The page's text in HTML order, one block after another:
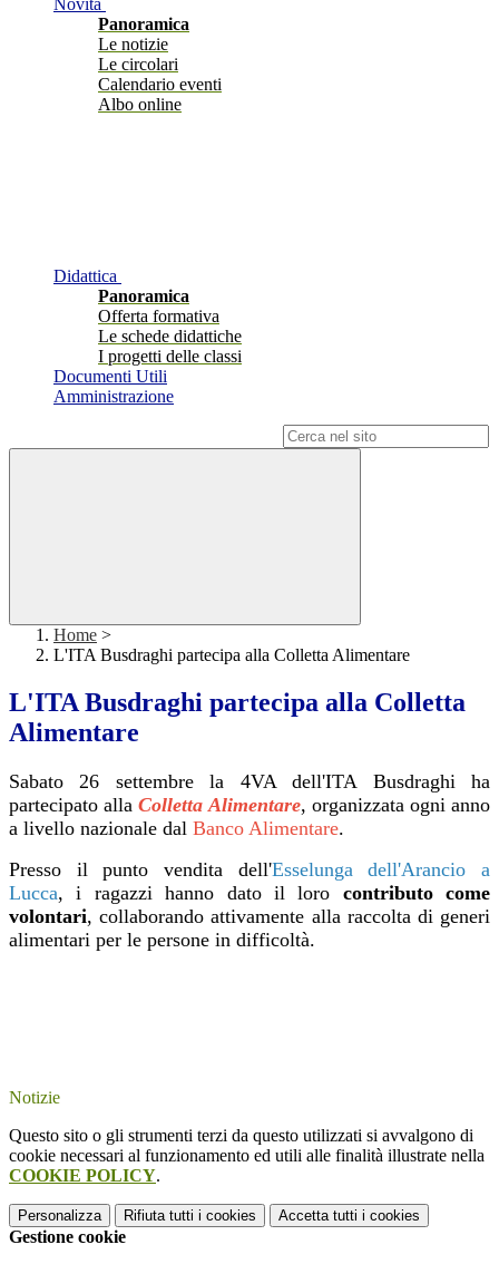
Novità
Panoramica
Le notizie
Le circolari
Calendario eventi
Albo online
Didattica
Panoramica
Offerta formativa
Le schede didattiche
I progetti delle classi
Documenti Utili
Amministrazione
Home >
L'ITA Busdraghi partecipa alla Colletta Alimentare
L'ITA Busdraghi partecipa alla Colletta
Alimentare
Sabato 26 settembre la 4VA dell'ITA Busdraghi ha
partecipato allaColletta Alimentare, organizzata ogni anno
a livello nazionale dal Banco Alimentare.
Presso il punto vendita dell'Esselunga dell'Arancio a
Lucca, i ragazzi hanno dato il loro contributo come
volontari, collaborando attivamente alla raccolta di generi
alimentari per le persone in difficoltà.
Notizie
Questo sito o gli strumenti terzi da questo utilizzati si avvalgono di
cookie necessari al funzionamento ed utili alle finalità illustrate nella
COOKIE POLICY.
Personalizza Rifiuta tutti i cookies Accetta tutti i cookies
Gestione cookie